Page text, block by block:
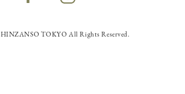
TOKYO All Rights Reserved.